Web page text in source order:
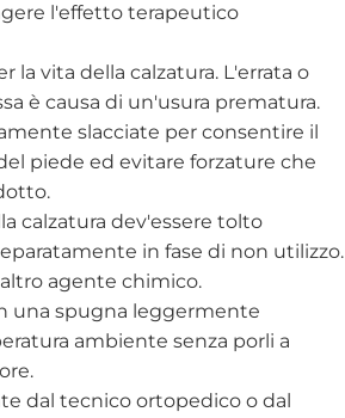
l'effetto terapeutico
la vita della calzatura. L'errata o
è causa di un'usura prematura.
slacciate per consentire il
piede ed evitare forzature che
calzatura dev'essere tolto
in fase di non utilizzo.
agente chimico.
una spugna leggermente
ambiente senza porli a
dal tecnico ortopedico o dal